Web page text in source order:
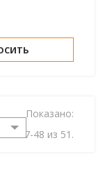
Показано:
37-48 из 51.